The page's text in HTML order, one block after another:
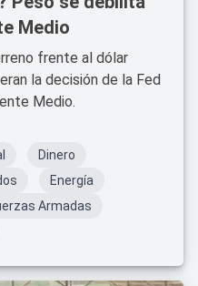
Medio
frente al dólar
la decisión de la Fed
Medio.
Dinero
Energía
Armadas